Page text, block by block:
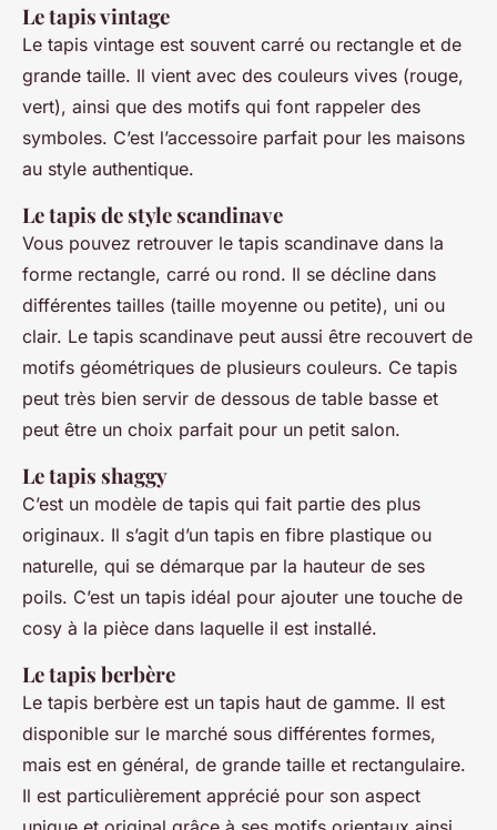
Le tapis vintage
Le tapis vintage est souvent carré ou rectangle et de
grande taille. Il vient avec des couleurs vives (rouge,
vert), ainsi que des motifs qui font rappeler des
symboles. C’est l’accessoire parfait pour les maisons
au style authentique.
Le tapis de style scandinave
Vous pouvez retrouver le tapis scandinave dans la
forme rectangle, carré ou rond. Il se décline dans
différentes tailles (taille moyenne ou petite), uni ou
clair. Le tapis scandinave peut aussi être recouvert de
motifs géométriques de plusieurs couleurs. Ce tapis
peut très bien servir de dessous de table basse et
peut être un choix parfait pour un petit salon.
Le tapis shaggy
C’est un modèle de tapis qui fait partie des plus
originaux. Il s’agit d’un tapis en fibre plastique ou
naturelle, qui se démarque par la hauteur de ses
poils. C’est un tapis idéal pour ajouter une touche de
cosy à la pièce dans laquelle il est installé.
Le tapis berbère
Le tapis berbère est un tapis haut de gamme. Il est
disponible sur le marché sous différentes formes,
mais est en général, de grande taille et rectangulaire.
Il est particulièrement apprécié pour son aspect